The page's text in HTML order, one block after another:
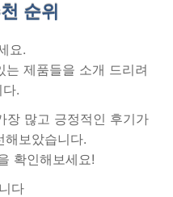
순위
요.
는 제품들을 소개 드리려
.
장 많고 긍정적인 후기가
해보았습니다.
확인해보세요!
다